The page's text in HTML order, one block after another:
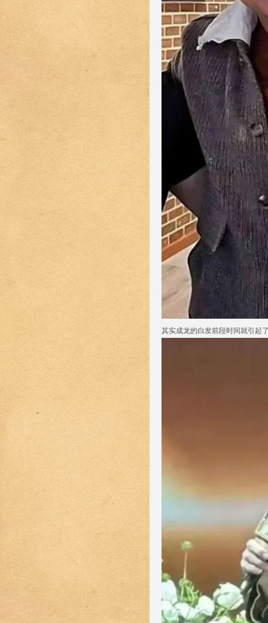
其实成龙的白发前段时间就引起